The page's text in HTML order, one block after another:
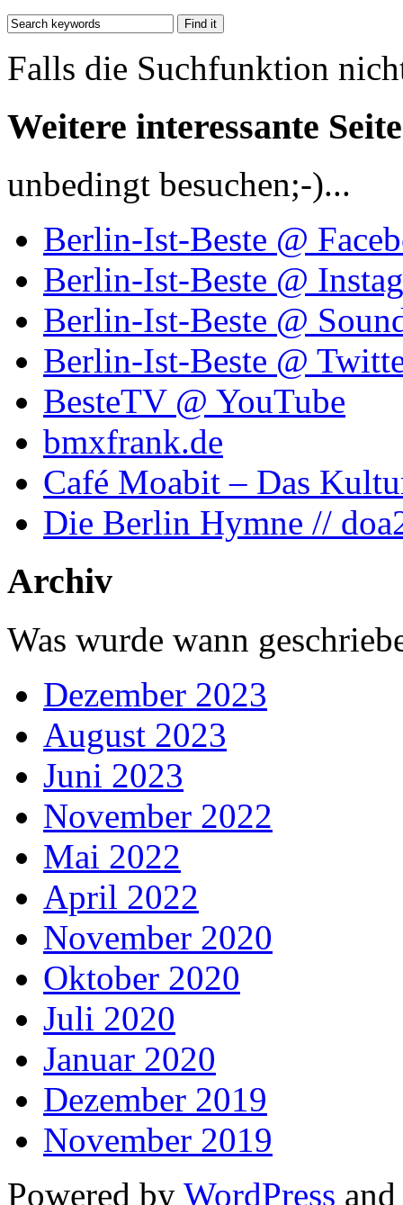
Falls die Suchfunktion
Weitere interessante
unbedingt besuchen;-)...
Berlin-Ist-Beste @
Berlin-Ist-Beste @
Berlin-Ist-Beste @
Berlin-Ist-Beste @
BesteTV @ YouTube
bmxfrank.de
Café Moabit – Das
Die Berlin Hymne //
Archiv
Was wurde wann
Dezember 2023
August 2023
Juni 2023
November 2022
Mai 2022
April 2022
November 2020
Oktober 2020
Juli 2020
Januar 2020
Dezember 2019
November 2019
Powered by WordPress